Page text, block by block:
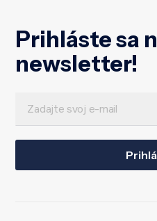
Prihláste sa
newsletter!
*
*
*
m